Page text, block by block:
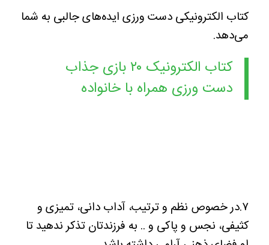
کتاب‌ الکترونیکی دست ورزی ایده‌های جالبی به شما
می‌دهد.
کتاب الکترونیک ۲۰ بازی جذاب
دست ورزی همراه با خانواده
۷.در خصوص نظم و ترتیب، آداب دانی، تمیزی و
کثیفی، نجس و پاکی و .. به فرزندتان تذکر ندهید تا